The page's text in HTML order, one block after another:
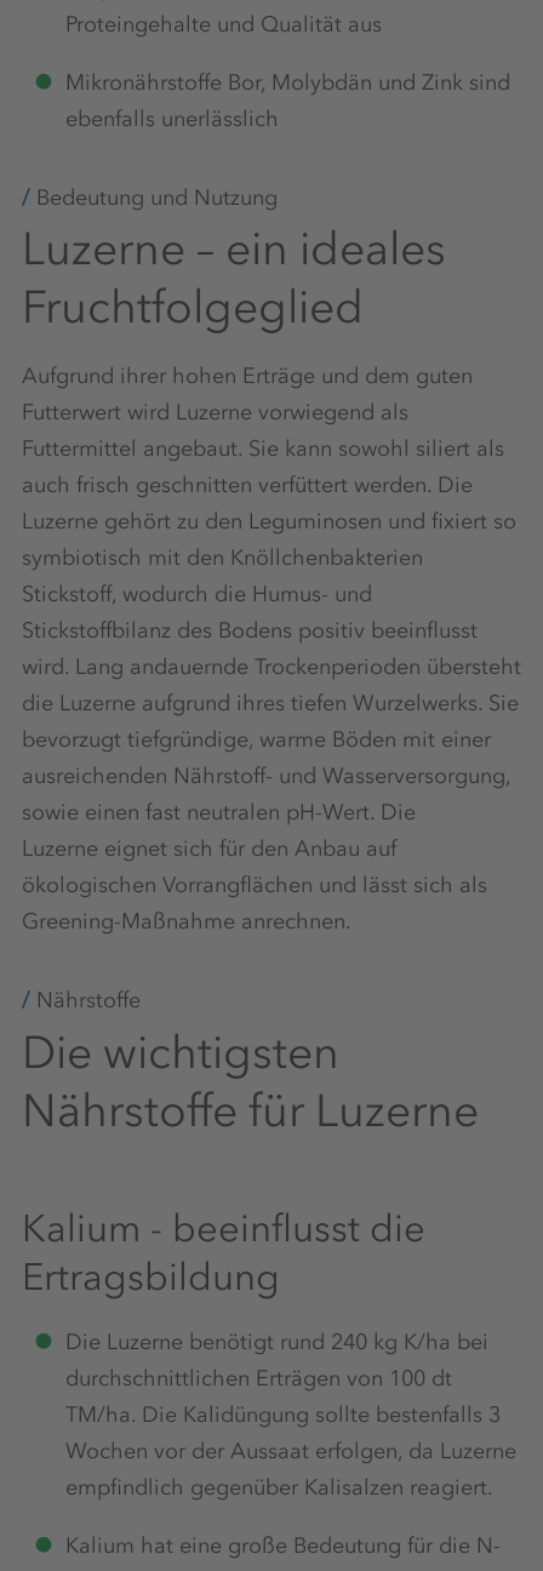
Proteingehalte und Qualität aus
Mikronährstoffe Bor, Molybdän und Zink sind
ebenfalls unerlässlich
Bedeutung und Nutzung
Luzerne – ein ideales
Fruchtfolgeglied
Aufgrund ihrer hohen Erträge und dem guten
Futterwert wird Luzerne vorwiegend als
Futtermittel angebaut. Sie kann sowohl siliert als
auch frisch geschnitten verfüttert werden. Die
Luzerne gehört zu den Leguminosen und fixiert so
symbiotisch mit den Knöllchenbakterien
Stickstoff, wodurch die Humus- und
Stickstoffbilanz des Bodens positiv beeinflusst
wird. Lang andauernde Trockenperioden übersteht
die Luzerne aufgrund ihres tiefen Wurzelwerks. Sie
bevorzugt tiefgründige, warme Böden mit einer
ausreichenden Nährstoff- und Wasserversorgung,
sowie einen fast neutralen pH-Wert. Die
Luzerne eignet sich für den Anbau auf
ökologischen Vorrangflächen und lässt sich als
Greening-Maßnahme anrechnen.
Nährstoffe
Die wichtigsten
Nährstoffe für Luzerne
Kalium - beeinflusst die
Ertragsbildung
Die Luzerne benötigt rund 240 kg K/ha bei
durchschnittlichen Erträgen von 100 dt
TM/ha. Die Kalidüngung sollte bestenfalls 3
Wochen vor der Aussaat erfolgen, da Luzerne
empfindlich gegenüber Kalisalzen reagiert.
Kalium hat eine große Bedeutung für die N-